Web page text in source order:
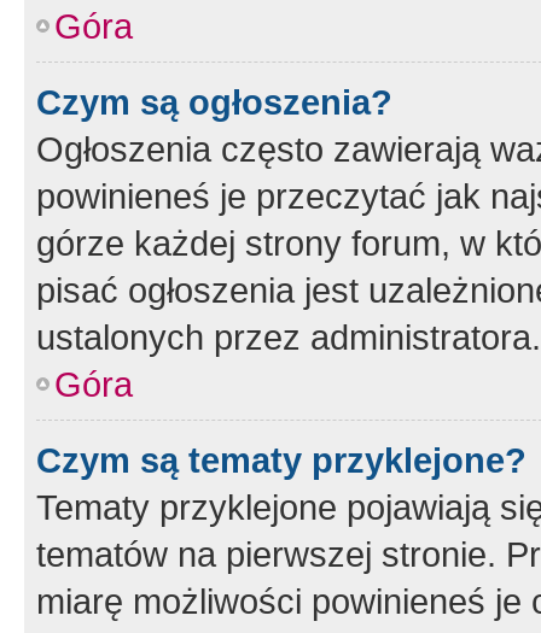
Góra
Czym są ogłoszenia?
Ogłoszenia często zawierają
powinieneś je przeczytać jak
górze każdej strony forum, w
pisać ogłoszenia jest
ustalonych przez administratora.
Góra
Czym są tematy przyklejone?
Tematy przyklejone pojawiają
tematów na pierwszej stronie.
miarę możliwości powinieneś je